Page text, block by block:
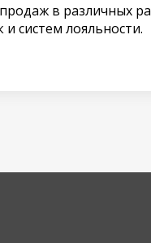
в различных
систем лояльности.